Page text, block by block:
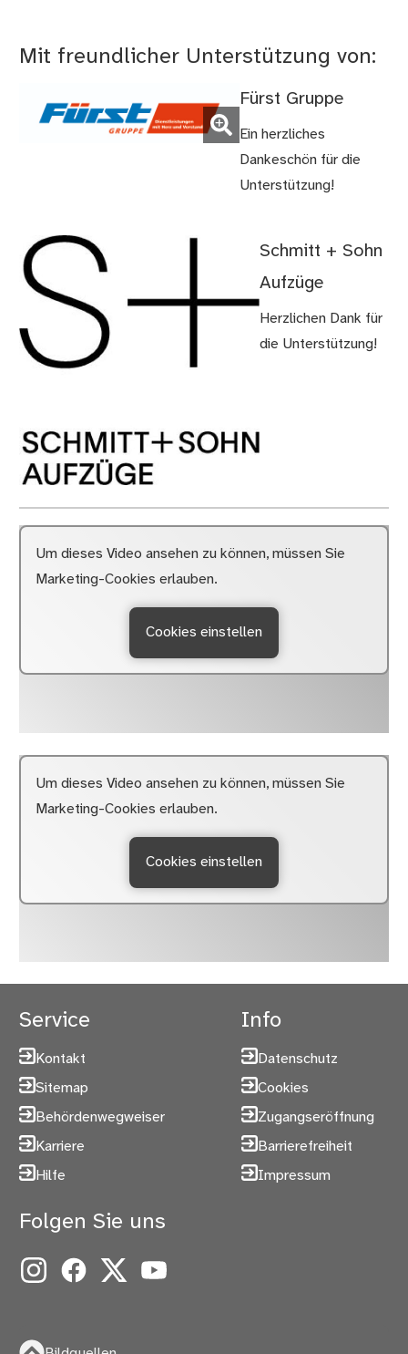
Mit freundlicher Unterstützung von:
(Bild vergrößern)
Fürst Gruppe
Ein herzliches
Dankeschön für die
Unterstützung!
Schmitt + Sohn
Aufzüge
Herzlichen Dank für
die Unterstützung!
Um dieses Video ansehen zu können, müssen Sie
Marketing-Cookies erlauben.
Cookies einstellen
Um dieses Video ansehen zu können, müssen Sie
Marketing-Cookies erlauben.
Cookies einstellen
Service
Kontakt
Sitemap
Behördenwegweiser
Karriere
Hilfe
Info
Datenschutz
Cookies
Zugangseröffnung
Barrierefreiheit
Impressum
Folgen Sie uns
InstagramFacebook
X YouTube